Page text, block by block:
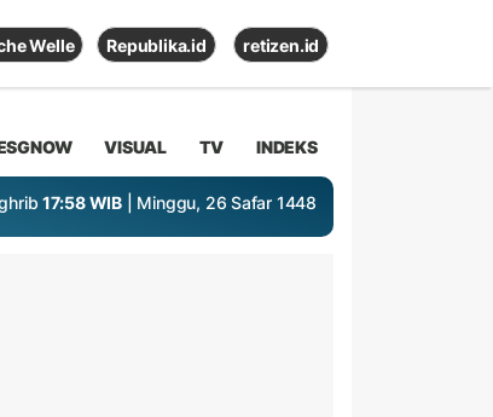
Welle Republika.id retizen.id
VISUAL TV INDEKS
17:58 WIB | Minggu, 26 Safar 1448